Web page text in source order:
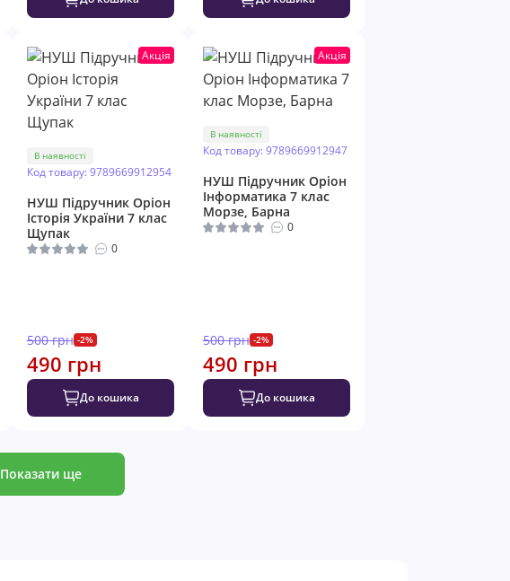
Акція
В наявності
Код товару: 9789669912954
НУШ Підручник Оріон
Історія України 7 клас
Щупак
0
500 грн -2%
490 грн
До кошика
Акція
В наявності
Код товару: 9789669912947
НУШ Підручник Оріон
Інформатика 7 клас
Морзе, Барна
0
500 грн -2%
490 грн
До кошика
Показати ще